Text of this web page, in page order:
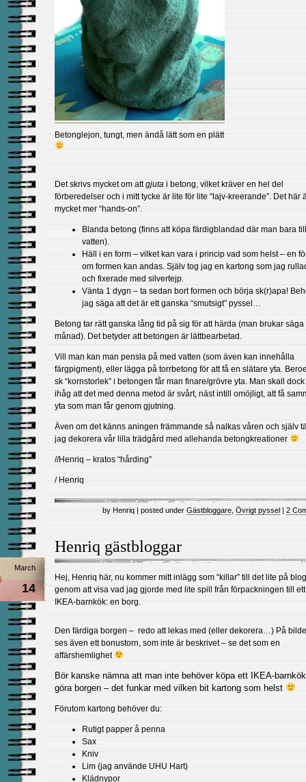
Betonglejon, tungt, men ändå lätt som en plätt
Det skrivs mycket om attgjuta i betong, vilket kräver en hel del
förberedelser och i mitt tycke är lite för lite “lajv-kreerande”. Det här
mycket mer “hands-on”.
Blanda betong (finns att köpa färdigblandad där man bara
vatten).
Häll i en form – vilket kan vara i princip vad som helst – en
om formen kan andas. Själv tog jag en kartong som jag
och fixerade med silvertejp.
Vänta 1 dygn – ta sedan bort formen och börja sk(r)apa!
jag säga att det är ett ganska “smutsigt” pyssel…
Betong tar rätt ganska lång tid på sig för att härda (man brukar säga
månad). Det betyder att betongen är lättbearbetad.
Vill man kan man pensla på med vatten (som även kan innehålla
färgpigment), eller lägga på torrbetong för att få en slätare yta.
sk “kornstorlek” i betongen får man finare/grövre yta. Man skall
ihåg att det med denna metod är svårt, näst intill omöjligt, att få
yta som man får genom gjutning.
Även om det känns aningen främmande så nalkas våren och själv
jag dekorera vår lilla trädgård med allehanda betongkreationer
//Henriq – kratos “hårding”
/ Henriq
by Henriq | posted under Gästbloggare Övrigt pyssel | 2
Henriq gästbloggar
March
14
Hej, Henriq här, nu kommer mitt inlägg som “killar” till det lite på
genom att visa vad jag gjorde med lite spill från förpackningen till ett
IKEA-barnkök: en borg.
Den färdiga borgen – redo att lekas med (eller dekorera…) På
ses även ett bonustorn, som inte är beskrivet – se det som en
affärshemlighet
Bör kanske nämna att man inte behöver köpa ett IKEA-
göra borgen – det funkar med vilken bit kartong som helst
Förutom kartong behöver du:
Rutigt papper å penna
Sax
Kniv
Lim (jag använde UHU Hart)
Klädnypor